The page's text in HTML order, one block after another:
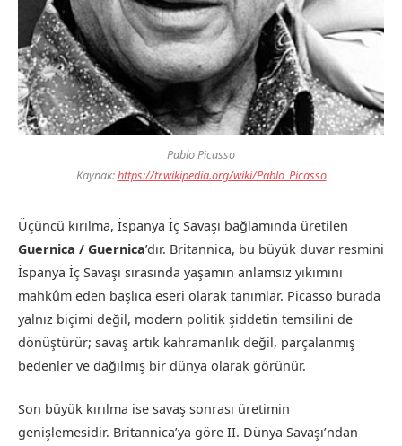
Pablo Picasso
Kaynak:https://tr.wikipedia.org/wiki/Pablo_Picasso
Üçüncü kırılma, İspanya İç Savaşı bağlamında üretilen
Guernica / Guernica’dır. Britannica, bu büyük duvar resmini
İspanya İç Savaşı sırasında yaşamın anlamsız yıkımını
mahkûm eden başlıca eseri olarak tanımlar. Picasso burada
yalnız biçimi değil, modern politik şiddetin temsilini de
dönüştürür; savaş artık kahramanlık değil, parçalanmış
bedenler ve dağılmış bir dünya olarak görünür.
Son büyük kırılma ise savaş sonrası üretimin
genişlemesidir. Britannica’ya göre II. Dünya Savaşı’ndan